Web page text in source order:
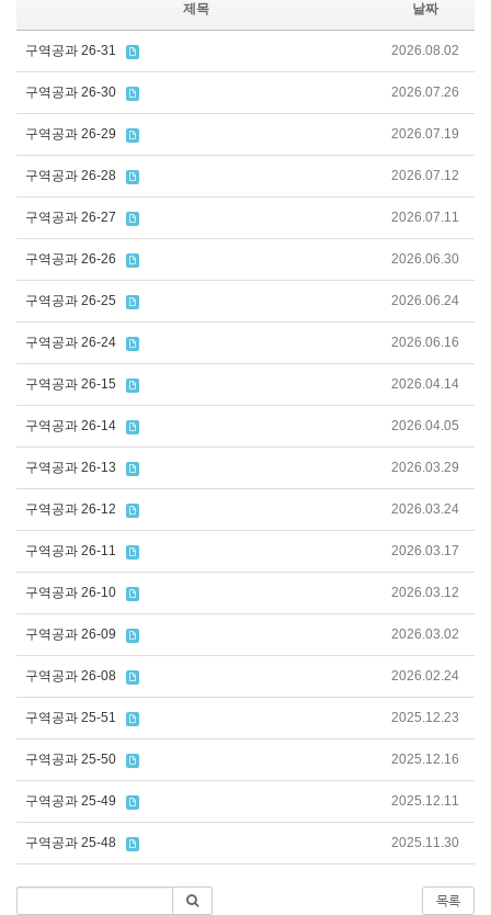
제목 날짜
구역공과 26-31 2026.08.02
구역공과 26-30 2026.07.26
구역공과 26-29 2026.07.19
구역공과 26-28 2026.07.12
구역공과 26-27 2026.07.11
구역공과 26-26 2026.06.30
구역공과 26-25 2026.06.24
구역공과 26-24 2026.06.16
구역공과 26-15 2026.04.14
구역공과 26-14 2026.04.05
구역공과 26-13 2026.03.29
구역공과 26-12 2026.03.24
구역공과 26-11 2026.03.17
구역공과 26-10 2026.03.12
구역공과 26-09 2026.03.02
구역공과 26-08 2026.02.24
구역공과 25-51 2025.12.23
구역공과 25-50 2025.12.16
구역공과 25-49 2025.12.11
구역공과 25-48 2025.11.30
목록